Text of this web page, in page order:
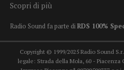
Scopri di più
Radio Sound fa parte diRDS 100%
Copyright © 1999/2025 Radio Sound
legale: Strada della Mola, 60 - Piacenza